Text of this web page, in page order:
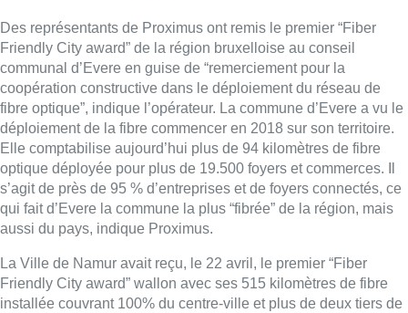
Des représentants de Proximus ont remis le premier “Fiber
Friendly City award” de la région bruxelloise au conseil
communal d’Evere en guise de “remerciement pour la
coopération constructive dans le déploiement du réseau de
fibre optique”, indique l’opérateur. La commune d’Evere a vu le
déploiement de la fibre commencer en 2018 sur son territoire.
Elle comptabilise aujourd’hui plus de 94 kilomètres de fibre
optique déployée pour plus de 19.500 foyers et commerces. Il
s’agit de près de 95 % d’entreprises et de foyers connectés, ce
qui fait d’Evere la commune la plus “fibrée” de la région, mais
aussi du pays, indique Proximus.
La Ville de Namur avait reçu, le 22 avril, le premier “Fiber
Friendly City award” wallon avec ses 515 kilomètres de fibre
installée couvrant 100% du centre-ville et plus de deux tiers de